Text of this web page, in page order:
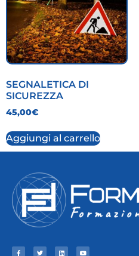
SEGNALETICA DI
SICUREZZA
45,00€
Aggiungi al carrello